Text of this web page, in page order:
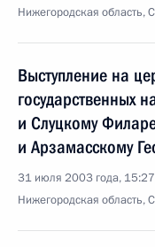
Нижегородская область,
Выступление на
государственных
и Слуцкому
и Арзамасскому
31 июля 2003 года, 15:27
Нижегородская область,